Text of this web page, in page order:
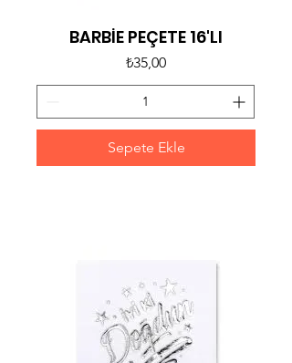
BARBİE PEÇETE 16'LI
Fiyat
₺35,00
Sepete Ekle